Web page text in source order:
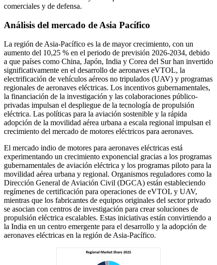
comerciales y de defensa.
Análisis del mercado de Asia Pacífico
La región de Asia-Pacífico es la de mayor crecimiento, con un
aumento del 10,25 % en el periodo de previsión 2026-2034, debido
a que países como China, Japón, India y Corea del Sur han invertido
significativamente en el desarrollo de aeronaves eVTOL, la
electrificación de vehículos aéreos no tripulados (UAV) y programas
regionales de aeronaves eléctricas. Los incentivos gubernamentales,
la financiación de la investigación y las colaboraciones público-
privadas impulsan el despliegue de la tecnología de propulsión
eléctrica. Las políticas para la aviación sostenible y la rápida
adopción de la movilidad aérea urbana a escala regional impulsan el
crecimiento del mercado de motores eléctricos para aeronaves.
El mercado indio de motores para aeronaves eléctricas está
experimentando un crecimiento exponencial gracias a los programas
gubernamentales de aviación eléctrica y los programas piloto para la
movilidad aérea urbana y regional. Organismos reguladores como la
Dirección General de Aviación Civil (DGCA) están estableciendo
regímenes de certificación para operaciones de eVTOL y UAV,
mientras que los fabricantes de equipos originales del sector privado
se asocian con centros de investigación para crear soluciones de
propulsión eléctrica escalables. Estas iniciativas están convirtiendo a
la India en un centro emergente para el desarrollo y la adopción de
aeronaves eléctricas en la región de Asia-Pacífico.